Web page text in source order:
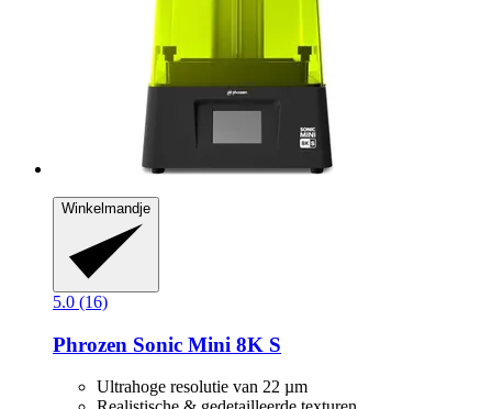
Winkelmandje
5.0 (16)
Phrozen Sonic Mini 8K S
Ultrahoge resolutie van 22 µm